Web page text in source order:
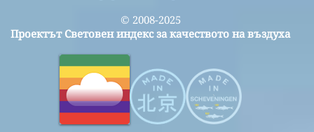
© 2008-2025
Проектът Световен индекс за качеството на въздуха